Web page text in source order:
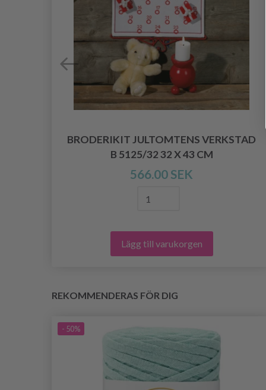
BRODERIKIT JULTOMTENS VERKSTAD
B 5125/32 32 X 43 CM
566.00 SEK
Lägg till varukorgen
REKOMMENDERAS FÖR DIG
- 50%